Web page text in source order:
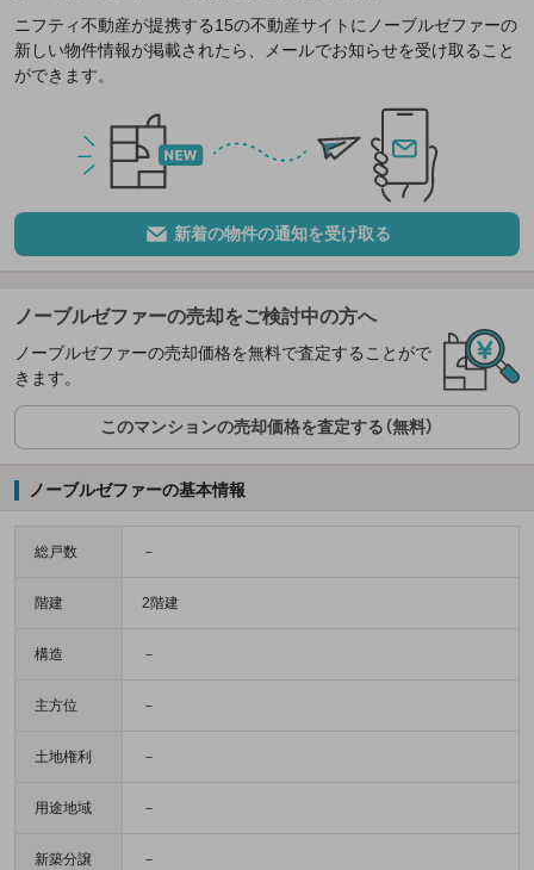
ニフティ不動産が提携する15の不動産サイトにノーブルゼファーの
新しい物件情報が掲載されたら、メールでお知らせを受け取ること
ができます。
新着の物件の通知を受け取る
ノーブルゼファーの売却をご検討中の方へ
ノーブルゼファーの売却価格を無料で査定することがで
きます。
このマンションの売却価格を査定する（無料）
ノーブルゼファーの基本情報
総戸数 －
階建 2階建
構造 －
主方位 －
土地権利 －
用途地域 －
新築分譲
－